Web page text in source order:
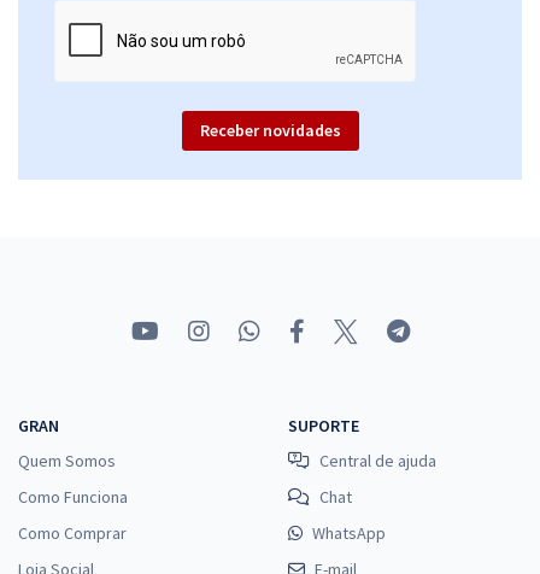
Receber novidades
GRAN
Quem Somos
Como Funciona
Como Comprar
Loja Social
SUPORTE
Central de ajuda
Chat
WhatsApp
E-mail